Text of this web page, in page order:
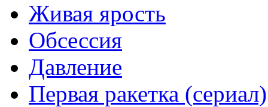
Живая ярость
Обсессия
Давление
Первая ракетка (сериал)